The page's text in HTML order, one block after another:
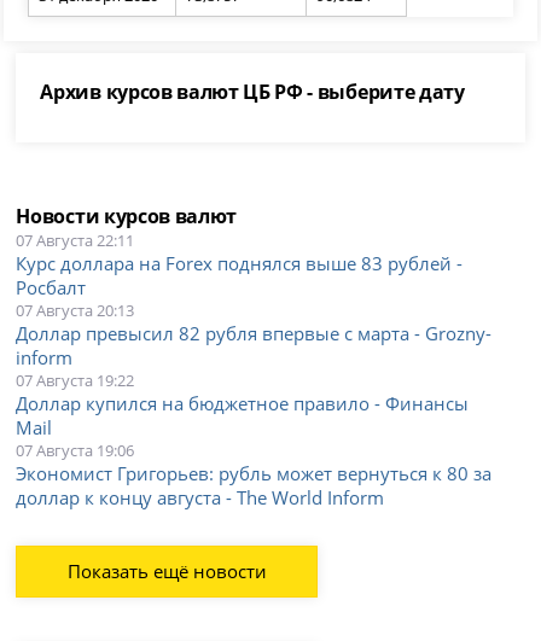
Архив курсов валют ЦБ РФ - выберите дату
Новости курсов валют
07 Августа 22:11
Курс доллара на Forex поднялся выше 83 рублей -
Росбалт
07 Августа 20:13
Доллар превысил 82 рубля впервые с марта - Grozny-
inform
07 Августа 19:22
Доллар купился на бюджетное правило - Финансы
Mail
07 Августа 19:06
Экономист Григорьев: рубль может вернуться к 80 за
доллар к концу августа - The World Inform
Показать ещё новости